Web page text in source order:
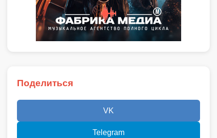
Поделиться
VK
Telegram